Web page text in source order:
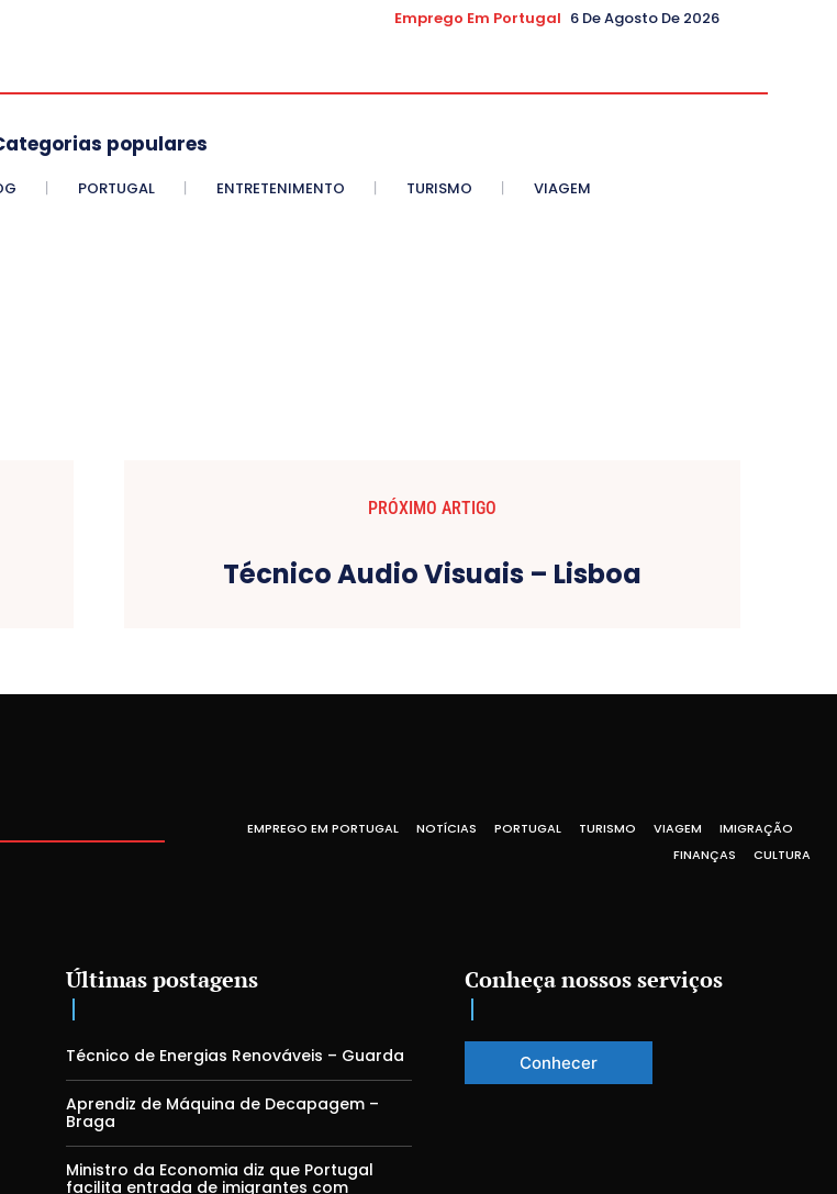
Emprego Em Portugal 6 De Agosto De 2026
populares
PORTUGAL ENTRETENIMENTO TURISMO VIAGEM
PRÓXIMO ARTIGO
Técnico Audio Visuais – Lisboa
EMPREGO EM PORTUGAL NOTÍCIAS PORTUGAL TURISMO VIAGEM
IMIGRAÇÃO
FINANÇAS
CULTURA
Últimas postagens
Técnico de Energias Renováveis – Guarda
Aprendiz de Máquina de Decapagem –
Braga
Ministro da Economia diz que Portugal
facilita entrada de imigrantes com
Conheça nossos serviços
Conhecer